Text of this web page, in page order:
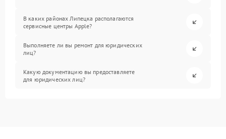
В каких районах Липецка располагаются
сервисные центры Apple?
Выполняете ли вы ремонт для юридических
лиц?
Какую документацию вы предоставляете
для юридических лиц?